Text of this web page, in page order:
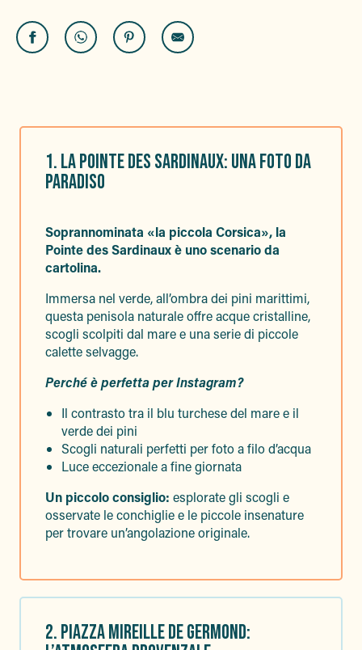
1. LA POINTE DES SARDINAUX: UNA FOTO DA
PARADISO
Soprannominata «la piccola Corsica», la
Pointe des Sardinaux è uno scenario da
cartolina.
Immersa nel verde, all’ombra dei pini marittimi,
questa penisola naturale offre acque cristalline,
scogli scolpiti dal mare e una serie di piccole
calette selvagge.
Perché è perfetta per Instagram?
Il contrasto tra il blu turchese del mare e il
verde dei pini
Scogli naturali perfetti per foto a filo d’acqua
Luce eccezionale a fine giornata
Un piccolo consiglio: esplorate gli scogli e
osservate le conchiglie e le piccole insenature
per trovare un’angolazione originale.
2. PIAZZA MIREILLE DE GERMOND: